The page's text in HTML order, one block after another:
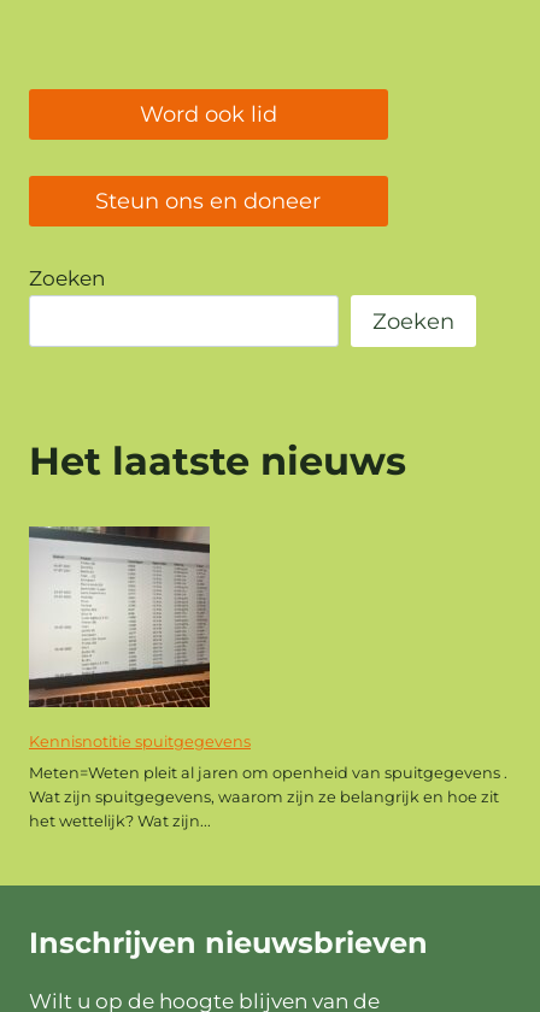
Word ook lid
Steun ons en doneer
Zoeken
Zoeken
Het laatste nieuws
Kennisnotitie spuitgegevens
Meten=Weten pleit al jaren om openheid van spuitgegevens .
Wat zijn spuitgegevens, waarom zijn ze belangrijk en hoe zit
het wettelijk? Wat zijn...
Inschrijven nieuwsbrieven
Wilt u op de hoogte blijven van de